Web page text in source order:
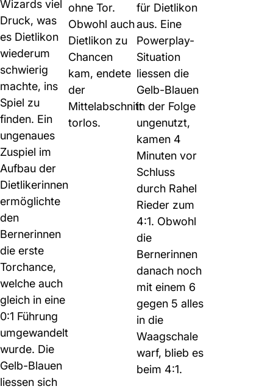
Wizards viel
Druck, was
es Dietlikon
wiederum
schwierig
machte, ins
Spiel zu
finden. Ein
ungenaues
Zuspiel im
Aufbau der
Dietlikerinnen
ermöglichte
den
Bernerinnen
die erste
Torchance,
welche auch
gleich in eine
0:1 Führung
umgewandelt
wurde. Die
Gelb-Blauen
liessen sich
ohne Tor.
Obwohl auch
Dietlikon zu
Chancen
kam, endete
der
Mittelabschnitt
torlos.
für Dietlikon
aus. Eine
Powerplay-
Situation
liessen die
Gelb-Blauen
in der Folge
ungenutzt,
kamen 4
Minuten vor
Schluss
durch Rahel
Rieder zum
4:1. Obwohl
die
Bernerinnen
danach noch
mit einem 6
gegen 5 alles
in die
Waagschale
warf, blieb es
beim 4:1.